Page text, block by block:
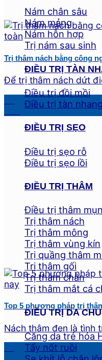
Nám chân sâu
Nám mảng
Nám hỗn hợp
Trị nám sau sinh
ĐIỀU TRỊ TÀN
Điều trị đồi mồi
Điều trị tàn nhang
ĐIỀU TRỊ SẸO
Điều trị sẹo rỗ
Điều trị sẹo lồi
ĐIỀU TRỊ THÂM
Điều trị thâm mụn
Trị thâm nách
Trị thâm mông
Trị thâm vùng kín
Trị quầng thâm
Trị thâm gối
Trị thâm chân
Trị thâm mắt cá
ĐIỀU TRỊ DA
Căng da trẻ hóa
Tẩy nốt ruồi
Trị thâm nách bằng công
Để trị thâm nách dứt
Top 5 phương pháp trị
Nách thâm đen là tình